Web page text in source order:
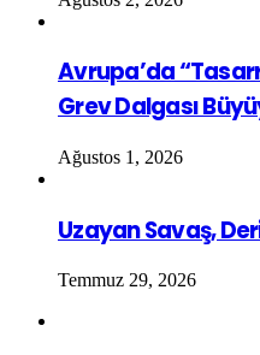
Avrupa’da
Grev Dalgası
Ağustos 1, 2026
Uzayan Savaş,
Temmuz 29, 2026